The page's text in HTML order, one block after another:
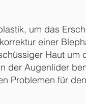
um das
einer
Haut um
der Augenlider
Problemen für